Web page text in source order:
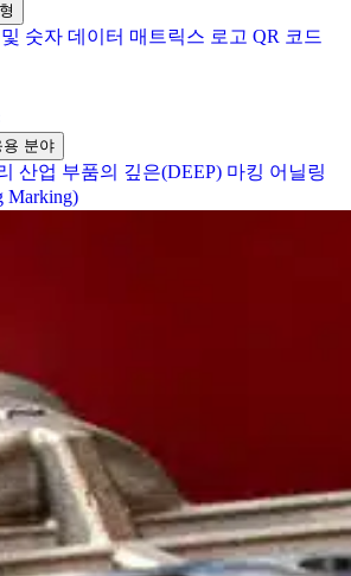
숫자 데이터 매트릭스 로고 QR 코드
용 분야
산업 부품의 깊은(DEEP) 마킹 어닐링
Marking)